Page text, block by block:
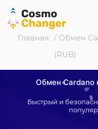
Главная / Обмен
(RUB)
Обмен Cardano
Быстрый и